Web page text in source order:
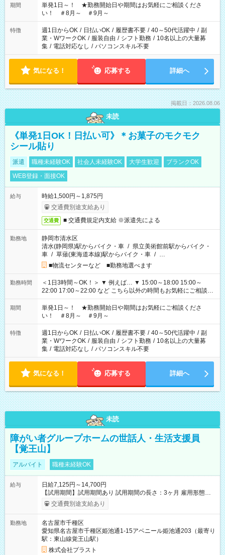
期間
単発1日～！ ★勤務開始日や期間はお気軽にご相談くださ
い！ ＃8月～ ＃9月～
特徴 週1日からOK / 日払いOK / 履歴書不要 / 40～50代活躍中 / 副
業・WワークOK / 服装自由 / シフト勤務 / 10名以上の大量募
集 / 電話対応なし / パソコンスキル不要
気になる！ 応募する 詳細へ
掲載日：2026.08.06
未読
《単発1日OK！日払い可》＊お菓子のモクモク
シール貼り
派遣 職種未経験OK 社会人未経験OK 大学生歓迎
ブランクOK
WEB登録・面接OK
給与
時給1,500円～1,875円
交通費別途支給あり
交通費 ■ 交通費規定内支給 ※派遣先による
勤務地
静岡市清水区
清水(静岡県)駅からバイク・車 / 県立美術館前駅からバイク・
車 / 草薙(東海道本線)駅からバイク・車 / …
■物流センターなど ■勤務地選べます
勤務時間
＜1日3時間～OK！＞ ▼ 例えば… ▼ 15:00～18:00 15:00～
22:00 17:00～22:00 など こちら以外の時間もお気軽にご相談く
ださい！
期間
単発1日～！ ★勤務開始日や期間はお気軽にご相談くださ
い！ ＃8月～ ＃9月～
特徴 週1日からOK / 日払いOK / 履歴書不要 / 40～50代活躍中 / 副
業・WワークOK / 服装自由 / シフト勤務 / 10名以上の大量募
集 / 電話対応なし / パソコンスキル不要
気になる！ 応募する 詳細へ
未読
障がい者グループホームの世話人・生活支援員
【覚王山】
アルバイト 職種未経験OK
給与
日給7,125円～14,700円
【試用期間】試用期間あり 試用期間の長さ：3ヶ月 雇用形態、
給与は本採用時と同じです。
交通費別途支給あり
勤務地
名古屋市千種区
愛知県名古屋市千種区姫池通1-15アベニール姫池通203（最寄り
駅：東山線覚王山駅）
株式会社プラスト